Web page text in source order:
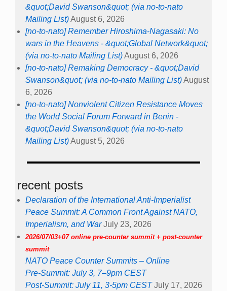
&quot;David Swanson&quot; (via no-to-nato
Mailing List)August 6, 2026
[no-to-nato] Remember Hiroshima-Nagasaki: No
wars in the Heavens - &quot;Global Network&quot;
(via no-to-nato Mailing List)August 6, 2026
[no-to-nato] Remaking Democracy - &quot;David
Swanson&quot; (via no-to-nato Mailing List)August
6, 2026
[no-to-nato] Nonviolent Citizen Resistance Moves
the World Social Forum Forward in Benin -
&quot;David Swanson&quot; (via no-to-nato
Mailing List)August 5, 2026
recent posts
Declaration of the International Anti-Imperialist
Peace Summit: A Common Front Against NATO,
Imperialism, and War July 23, 2026
2026/07/03+07 online pre-counter summit + post-counter
summit
NATO Peace Counter Summits – Online
Pre-Summit: July 3, 7–9pm CEST
Post-Summit: July 11, 3-5pm CEST July 17, 2026